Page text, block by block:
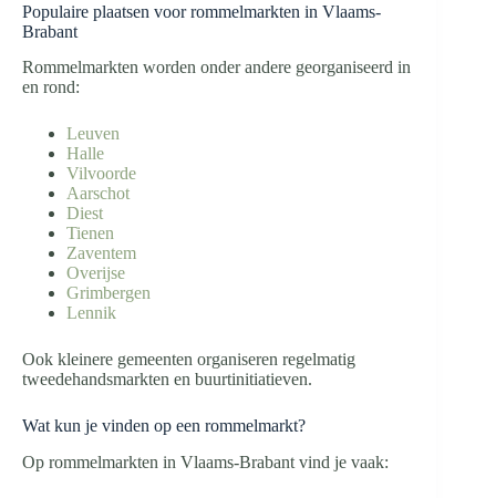
Populaire plaatsen voor rommelmarkten in Vlaams-
Brabant
Rommelmarkten worden onder andere georganiseerd in
en rond:
Leuven
Halle
Vilvoorde
Aarschot
Diest
Tienen
Zaventem
Overijse
Grimbergen
Lennik
Ook kleinere gemeenten organiseren regelmatig
tweedehandsmarkten en buurtinitiatieven.
Wat kun je vinden op een rommelmarkt?
Op rommelmarkten in Vlaams-Brabant vind je vaak: